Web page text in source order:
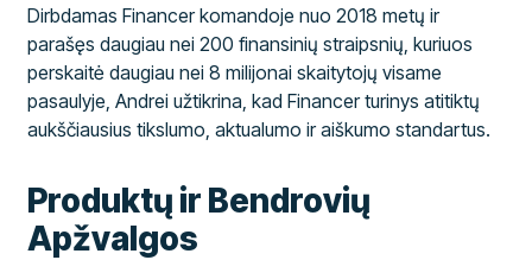
Dirbdamas Financer komandoje nuo 2018 metų ir
parašęs daugiau nei 200 finansinių straipsnių, kuriuos
perskaitė daugiau nei 8 milijonai skaitytojų visame
pasaulyje, Andrei užtikrina, kad Financer turinys atitiktų
aukščiausius tikslumo, aktualumo ir aiškumo standartus.
Produktų ir Bendrovių
Apžvalgos